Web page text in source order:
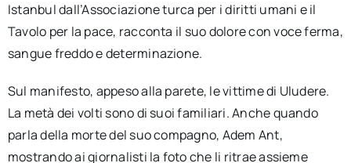
Istanbul dall’Associazione turca per i diritti umani e il
Tavolo per la pace, racconta il suo dolore con voce ferma,
sangue freddo e determinazione.
Sul manifesto, appeso alla parete, le vittime di Uludere.
La metà dei volti sono di suoi familiari. Anche quando
parla della morte del suo compagno, Adem Ant,
mostrando ai giornalisti la foto che li ritrae assieme